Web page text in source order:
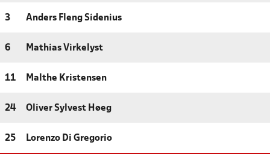
3 Anders Fleng Sidenius
6 Mathias Virkelyst
11 Malthe Kristensen
24 Oliver Sylvest Høeg
25 Lorenzo Di Gregorio